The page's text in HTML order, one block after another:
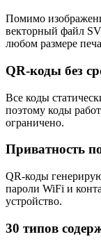
Помимо
векторный файл
любом размере
QR-коды без
Все коды
поэтому коды
ограничено.
Приватность
QR-коды
пароли WiFi и
устройство.
30 типов